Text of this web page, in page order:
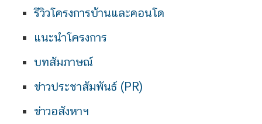
รีวิวโครงการบ้านและคอนโด
แนะนำโครงการ
บทสัมภาษณ์
ข่าวประชาสัมพันธ์ (PR)
ข่าวอสังหาฯ